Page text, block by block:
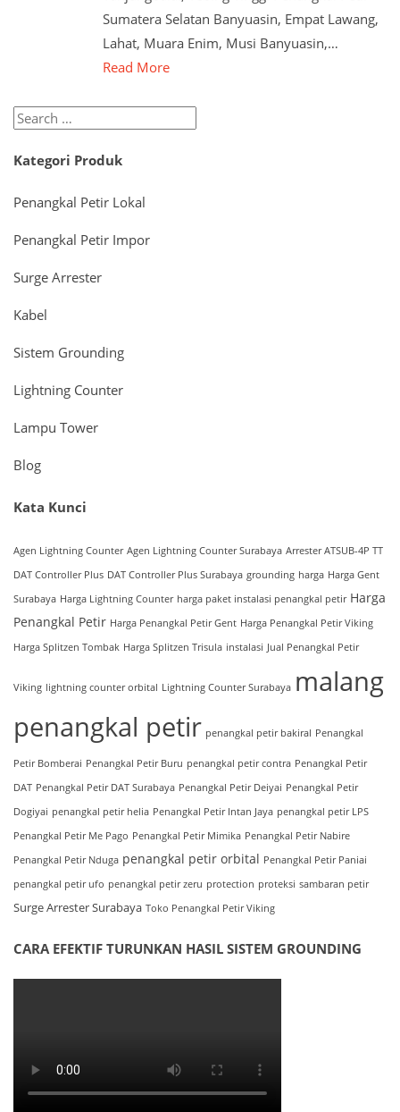
Sumatera Selatan Banyuasin, Empat Lawang,
Lahat, Muara Enim, Musi Banyuasin,…
Read More
Search
Kategori Produk
Penangkal Petir Lokal
Penangkal Petir Impor
Surge Arrester
Kabel
Sistem Grounding
Lightning Counter
Lampu Tower
Blog
Kata Kunci
Agen Lightning Counter Agen Lightning Counter Surabaya Arrester ATSUB-4P TT
DAT Controller Plus DAT Controller Plus Surabaya grounding harga Harga Gent
Surabaya Harga Lightning Counter harga paket instalasi penangkal petir Harga
Penangkal Petir Harga Penangkal Petir Gent Harga Penangkal Petir Viking
Harga Splitzen Tombak Harga Splitzen Trisula instalasi Jual Penangkal Petir
Viking lightning counter orbital Lightning Counter Surabaya malang
penangkal petir penangkal petir bakiral Penangkal
Petir Bomberai Penangkal Petir Buru penangkal petir contra Penangkal Petir
DAT Penangkal Petir DAT Surabaya Penangkal Petir Deiyai Penangkal Petir
Dogiyai penangkal petir helia Penangkal Petir Intan Jaya penangkal petir LPS
Penangkal Petir Me Pago Penangkal Petir Mimika Penangkal Petir Nabire
Penangkal Petir Nduga penangkal petir orbital Penangkal Petir Paniai
penangkal petir ufo penangkal petir zeru protection proteksi sambaran petir
Surge Arrester Surabaya Toko Penangkal Petir Viking
CARA EFEKTIF TURUNKAN HASIL SISTEM GROUNDING